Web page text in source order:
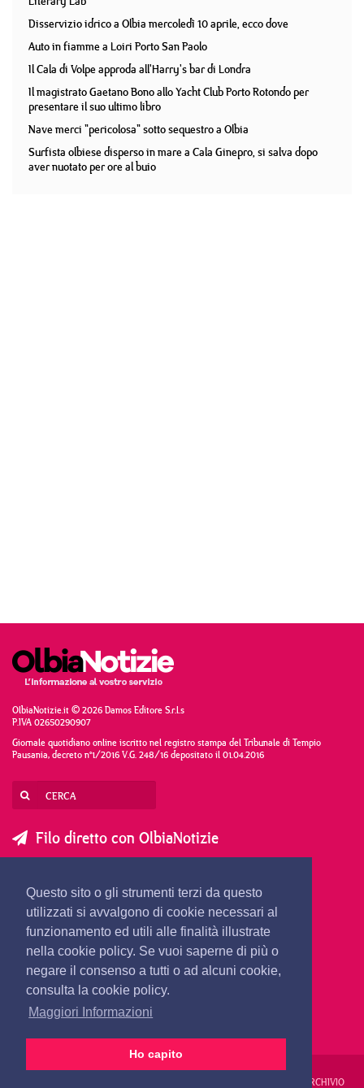
Questo sito o gli strumenti terzi da questo
utilizzati si avvalgono di cookie necessari al
funzionamento ed utili alle finalità illustrate
nella cookie policy. Se vuoi saperne di più o
negare il consenso a tutti o ad alcuni cookie,
consulta la cookie policy.
Maggiori Informazioni
Ho capito
Disservizio idrico a Olbia mercoledì 10 aprile, ecco dove
Auto in fiamme a Loiri Porto San Paolo
Il Cala di Volpe approda all'Harry's bar di Londra
Il magistrato Gaetano Bono allo Yacht Club Porto Rotondo per
presentare il suo ultimo libro
Nave merci "pericolosa" sotto sequestro a Olbia
Surfista olbiese disperso in mare a Cala Ginepro, si salva dopo
aver nuotato per ore al buio
OlbiaNotizie.it © 2026 Damos Editore S.r.l.s
P.IVA 02650290907
Giornale quotidiano online iscritto nel registro stampa del Tribunale di Tempio
Pausania, decreto n°1/2016 V.G. 248/16 depositato il 01.04.2016
Filo diretto con OlbiaNotizie
SEGNALA UNA NOTIZIA
SEGNALA UN EVENTO
redazione@olbianotizie.it
ARCHIVIO